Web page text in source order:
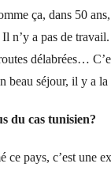
ça, dans 50
Il n’y a pas de
délabrées…
beau séjour, il y a
du cas tunisien?
ce pays, c’est une